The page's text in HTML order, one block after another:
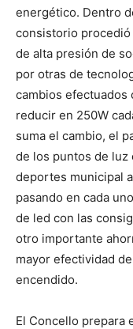
energético. Dentro
consistorio
de alta presión de
por otras de
cambios efectuados
reducir en 250W
suma el cambio, el
de los puntos de luz
deportes municipal
pasando en cada
de led con las
otro importante
mayor efectividad
encendido.
El Concello prepara